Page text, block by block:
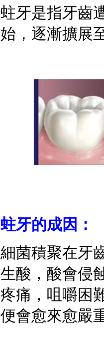
蛀牙是指牙齒
始，逐漸擴展
蛀牙的成因：
細菌積聚在牙
生酸，酸會侵
疼痛，咀嚼困
便會愈來愈嚴